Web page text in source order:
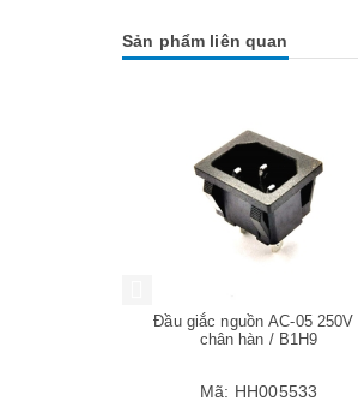
Sản phẩm liên quan
Đầu giắc nguồn AC-05 250V
chân hàn / B1H9
Mã: HH005533
Mua hàng